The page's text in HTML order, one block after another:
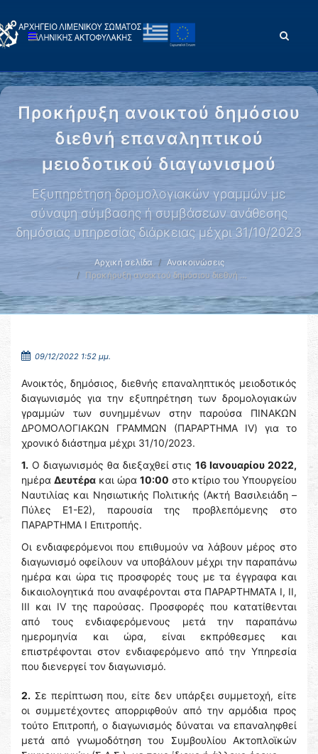
Προκήρυξη ανοικτού δημόσιου
διεθνή επαναληπτικού
μειοδοτικού διαγωνισμού
Εξυπηρέτηση δρομολογιακών γραμμών με
σύναψη σύμβασης ή συμβάσεων ανάθεσης
δημόσιας υπηρεσίας διάρκειας μέχρι 31/10/2023
Αρχική σελίδα
Ανακοινώσεις
Προκήρυξη ανοικτού δημόσιου διεθνή …
09/12/2022 1:52 μμ.
Ανοικτός, δημόσιος, διεθνής επαναληπτικός μειοδοτικός
διαγωνισμός για την εξυπηρέτηση των δρομολογιακών
γραμμών των συνημμένων στην παρούσα ΠΙΝΑΚΩΝ
ΔΡΟΜΟΛΟΓΙΑΚΩΝ ΓΡΑΜΜΩΝ (ΠΑΡΑΡΤΗΜΑ ΙV) για το
χρονικό διάστημα μέχρι 31/10/2023.
1. Ο διαγωνισμός θα διεξαχθεί στις16 Ιανουαρίου 2022,
ημέρα Δευτέρα και ώρα 10:00 στο κτίριο του Υπουργείου
Ναυτιλίας και Νησιωτικής Πολιτικής (Ακτή Βασιλειάδη –
Πύλες Ε1-Ε2), παρουσία της προβλεπόμενης στο
ΠΑΡΑΡΤΗΜΑ Ι Επιτροπής.
Οι ενδιαφερόμενοι που επιθυμούν να λάβουν μέρος στο
διαγωνισμό οφείλουν να υποβάλουν μέχρι την παραπάνω
ημέρα και ώρα τις προσφορές τους με τα έγγραφα και
δικαιολογητικά που αναφέρονται στα ΠΑΡΑΡΤΗΜΑΤΑ Ι, ΙΙ,
ΙΙI και IV της παρούσας. Προσφορές που κατατίθενται
από τους ενδιαφερόμενους μετά την παραπάνω
ημερομηνία και ώρα, είναι εκπρόθεσμες και
επιστρέφονται στον ενδιαφερόμενο από την Υπηρεσία
που διενεργεί τον διαγωνισμό.
2. Σε περίπτωση που, είτε δεν υπάρξει συμμετοχή, είτε
οι συμμετέχοντες απορριφθούν από την αρμόδια προς
τούτο Επιτροπή, ο διαγωνισμός δύναται να επαναληφθεί
μετά από γνωμοδότηση του Συμβουλίου Ακτοπλοϊκών